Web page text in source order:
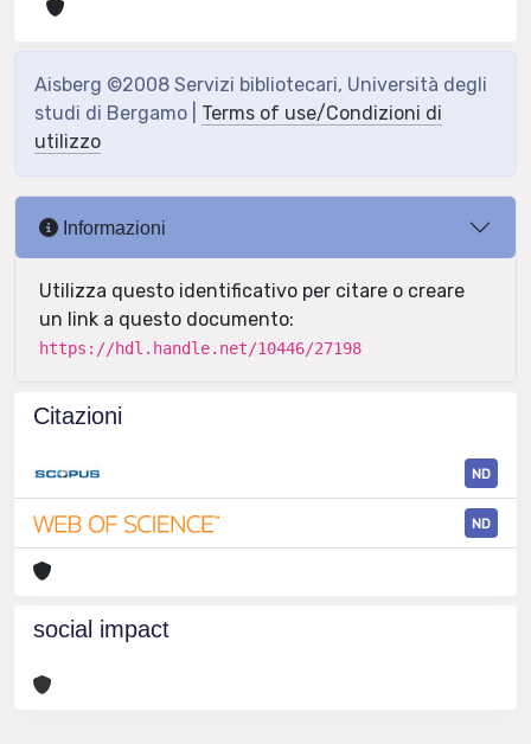
Aisberg ©2008 Servizi bibliotecari, Università degli
studi di Bergamo | Terms of use/Condizioni di
utilizzo
Informazioni
Utilizza questo identificativo per citare o creare
un link a questo documento:
https://hdl.handle.net/10446/27198
Citazioni
ND
ND
social impact